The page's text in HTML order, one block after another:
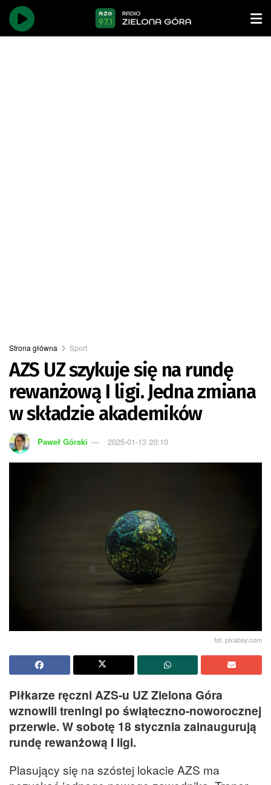
Strona główna Sport
AZS UZ szykuje się na rundę
rewanżową I ligi. Jedna zmiana
w składzie akademików
Paweł Górski 2025-01-13 20:10
fot. pixabay.com
Piłkarze ręczni AZS-u UZ Zielona Góra
wznowili treningi po świąteczno-noworocznej
przerwie. W sobotę 18 stycznia zainaugurują
rundę rewanżową I ligi.
Plasujący się na szóstej lokacie AZS ma